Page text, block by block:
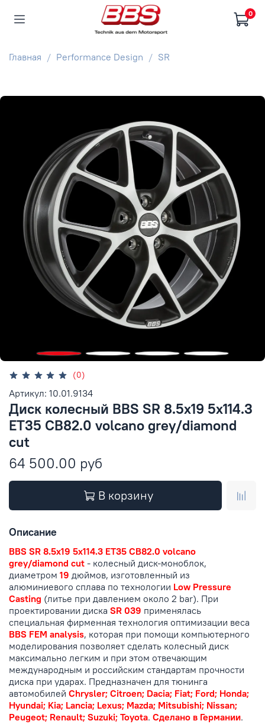
0
Главная Performance Design SR
(0)
Артикул: 10.01.9134
Диск колесный BBS SR 8.5x19 5x114.3
ET35 CB82.0 volcano grey/diamond
cut
64 500.00 руб
В корзину
Описание
BBS SR 8.5x19 5x114.3 ET35 CB82.0 volcano
grey/diamond cut - колесный диск-моноблок,
диаметром 19 дюймов, изготовленный из
алюминиевого сплава по технологии Low Pressure
Casting (литье при давлением около 2 bar). При
проектировании диска SR 039 применялась
специальная фирменная технология оптимизации веса
BBS FEM analysis, которая при помощи компьютерного
моделирования позволяет сделать колесный диск
максимально легким и при этом отвечающим
международным и российским стандартам прочности
диска при ударах. Предназначен для тюнинга
автомобилей Chrysler; Citroen; Dacia; Fiat; Ford; Honda;
Hyundai; Kia; Lancia; Lexus; Mazda; Mitsubishi; Nissan;
Peugeot; Renault; Suzuki; Toyota. Сделано в Германии.